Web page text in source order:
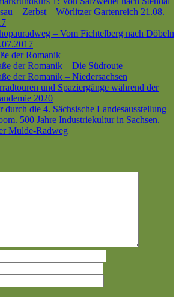
– Zerbst – Wörlitzer Gartenreich 21.08. –
– Vom Fichtelberg nach Döbeln
der Romanik
der Romanik – Die Südroute
der Romanik – Niedersachsen
und Spaziergänge während der
2020
durch die 4. Sächsische Landesausstellung
500 Jahre Industriekultur in Sachsen.
Mulde-Radweg